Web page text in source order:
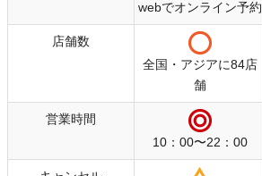
webでオンライン予約
店舗数
全国・アジアに84店
舗
営業時間
10：00〜22：00